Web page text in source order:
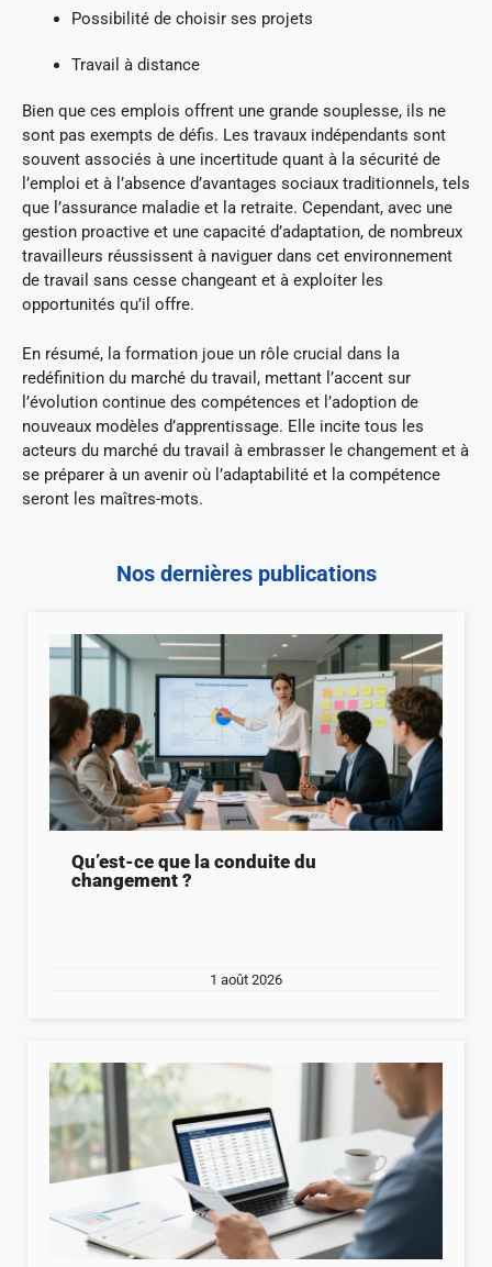
Possibilité de choisir ses projets
Travail à distance
Bien que ces emplois offrent une grande souplesse, ils ne
sont pas exempts de défis. Les travaux indépendants sont
souvent associés à une incertitude quant à la sécurité de
l’emploi et à l’absence d’avantages sociaux traditionnels, tels
que l’assurance maladie et la retraite. Cependant, avec une
gestion proactive et une capacité d’adaptation, de nombreux
travailleurs réussissent à naviguer dans cet environnement
de travail sans cesse changeant et à exploiter les
opportunités qu’il offre.
En résumé, la formation joue un rôle crucial dans la
redéfinition du marché du travail, mettant l’accent sur
l’évolution continue des compétences et l’adoption de
nouveaux modèles d’apprentissage. Elle incite tous les
acteurs du marché du travail à embrasser le changement et à
se préparer à un avenir où l’adaptabilité et la compétence
seront les maîtres-mots.
Nos dernières publications
Qu’est-ce que la conduite du
changement ?
1 août 2026